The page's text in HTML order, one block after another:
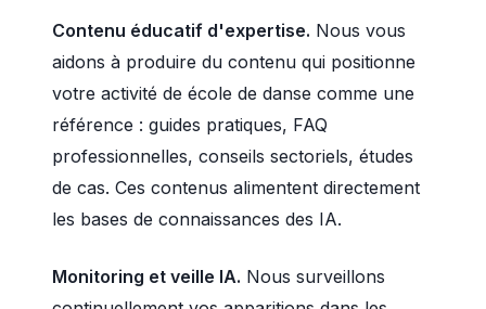
Contenu éducatif d'expertise. Nous vous
aidons à produire du contenu qui positionne
votre activité de école de danse comme une
référence : guides pratiques, FAQ
professionnelles, conseils sectoriels, études
de cas. Ces contenus alimentent directement
les bases de connaissances des IA.
Monitoring et veille IA. Nous surveillons